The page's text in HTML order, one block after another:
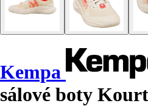
Kempa
sálové boty